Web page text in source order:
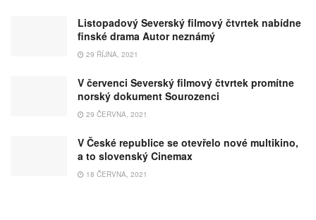
Listopadový Severský filmový čtvrtek nabídne
finské drama Autor neznámý
29 ŘÍJNA, 2021
V červenci Severský filmový čtvrtek promítne
norský dokument Sourozenci
29 ČERVNA, 2021
V České republice se otevřelo nové multikino,
a to slovenský Cinemax
18 ČERVNA, 2021